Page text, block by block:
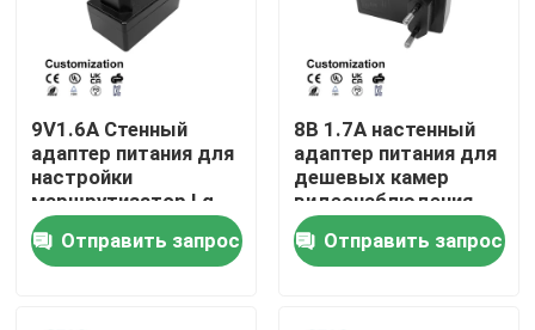
О нас
Путешествие фабрики
Проверка качества
9V1.6A Стенный
адаптер питания для
настройки
маршрутизатор Lg
LCD монитор штрих-
код принтер
Рождественская
Отправить запрос
8В 1.7А настенный
адаптер питания для
дешевых камер
видеонаблюдения
Отправить запрос